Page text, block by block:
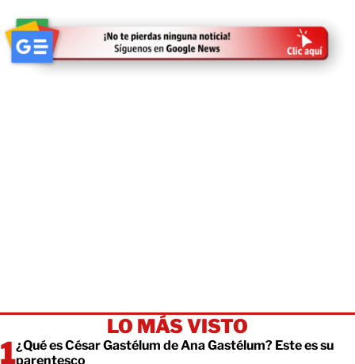
LO MÁS VISTO
¿Qué es César Gastélum de Ana Gastélum? Este es su
parentesco